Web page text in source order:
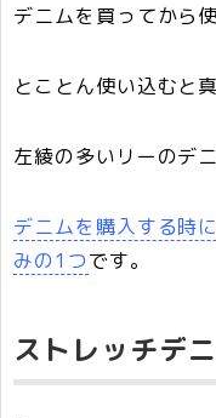
デニムを買ってから
とことん使い込むと
左綾の多いリーのデ
デニムを購入する時
みの1つです。
ストレッチデ